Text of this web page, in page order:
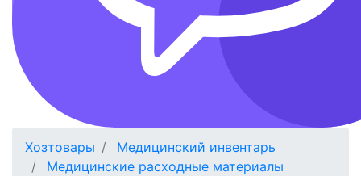
Хозтовары
Медицинский инвентарь
Медицинские расходные материалы